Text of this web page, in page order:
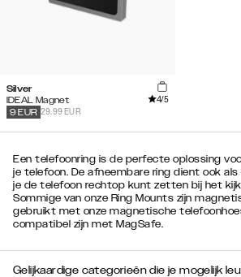
Silver
IDEAL Magnet
4/5
29.99 EUR
9 EUR
Een telefoonring is de perfecte oplossing
je telefoon. De afneembare ring dient ook
je de telefoon rechtop kunt zetten bij het
Sommige van onze Ring Mounts zijn
gebruikt met onze magnetische
compatibel zijn met MagSafe.
Gelijkaardige categorieën die je mogelijk